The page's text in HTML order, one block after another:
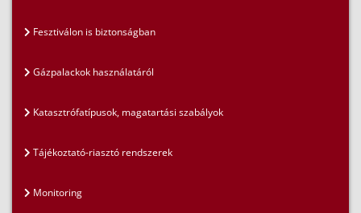
Fesztiválon is biztonságban
Gázpalackok használatáról
Katasztrófatípusok, magatartási szabályok
Tájékoztató-riasztó rendszerek
Monitoring